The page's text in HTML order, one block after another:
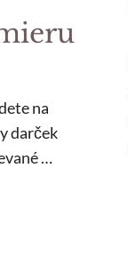
na
darček
…